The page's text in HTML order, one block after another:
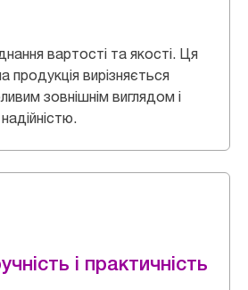
вартості та якості. Ця
продукція вирізняється
зовнішнім виглядом і
і практичність